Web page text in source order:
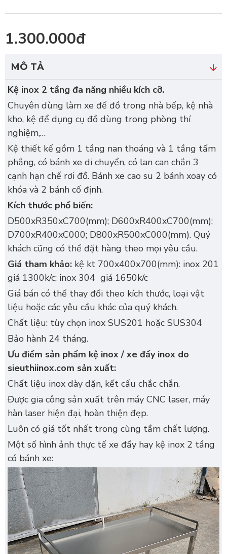
1.300.000đ
MÔ TẢ
Kệ inox 2 tầng đa năng nhiều kích cỡ.
Chuyên dùng làm xe để đồ trong nhà bếp, kệ nhà
kho, kệ để dụng cụ đồ dùng trong phòng thí
nghiệm,…
Kệ thiết kế gồm 1 tầng nan thoáng và 1 tầng tấm
phẳng, có bánh xe di chuyển, có lan can chắn 3
cạnh hạn chế rơi đồ. Bánh xe cao su 2 bánh xoay có
khóa và 2 bánh cố định.
Kích thước phổ biến:
D500xR350xC700(mm); D600xR400xC700(mm);
D700xR400xC000; D800xR500xC000(mm). Quý
khách cũng có thể đặt hàng theo mọi yêu cầu.
Giá tham khảo: kệ kt 700x400x700(mm): inox 201
giá 1300k/c; inox 304 giá 1650k/c
Giá bán có thể thay đổi theo kích thước, loại vật
liệu hoặc các yêu cầu khác của quý khách.
Chất liệu: tùy chọn inox SUS201 hoặc SUS304
Bảo hành 24 tháng.
Ưu điểm sản phẩm kệ inox / xe đẩy inox do
sieuthiinox.com sản xuất:
Chất liệu inox dày dặn, kết cấu chắc chắn.
Được gia công sản xuất trên máy CNC laser, máy
hàn laser hiện đại, hoàn thiện đẹp.
Luôn có giá tốt nhất trong cùng tầm chất lượng.
Một số hình ảnh thực tế xe đẩy hay kệ inox 2 tầng
có bánh xe: